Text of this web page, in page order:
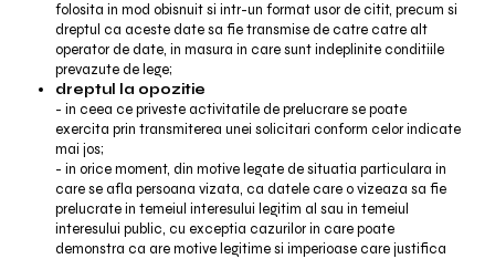
folosita in mod obisnuit si intr-un format usor de citit, precum si
dreptul ca aceste date sa fie transmise de catre catre alt
operator de date, in masura in care sunt indeplinite conditiile
prevazute de lege;
dreptul la opozitie
- in ceea ce priveste activitatile de prelucrare se poate
exercita prin transmiterea unei solicitari conform celor indicate
mai jos;
- in orice moment, din motive legate de situatia particulara in
care se afla persoana vizata, ca datele care o vizeaza sa fie
prelucrate in temeiul interesului legitim al sau in temeiul
interesului public, cu exceptia cazurilor in care poate
demonstra ca are motive legitime si imperioase care justifica